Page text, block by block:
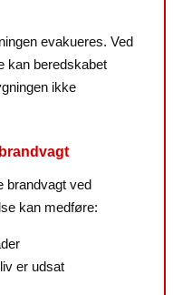
evakueres. Ved
kan beredskabet
ikke
brandvagt ved
kan medføre:
er udsat